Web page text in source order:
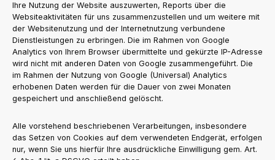
Ihre Nutzung der Website auszuwerten, Reports über die
Websiteaktivitäten für uns zusammenzustellen und um weitere mit
der Websitenutzung und der Internetnutzung verbundene
Dienstleistungen zu erbringen. Die im Rahmen von Google
Analytics von Ihrem Browser übermittelte und gekürzte IP-Adresse
wird nicht mit anderen Daten von Google zusammengeführt. Die
im Rahmen der Nutzung von Google (Universal) Analytics
erhobenen Daten werden für die Dauer von zwei Monaten
gespeichert und anschließend gelöscht.
Alle vorstehend beschriebenen Verarbeitungen, insbesondere
das Setzen von Cookies auf dem verwendeten Endgerät, erfolgen
nur, wenn Sie uns hierfür Ihre ausdrückliche Einwilligung gem. Art.